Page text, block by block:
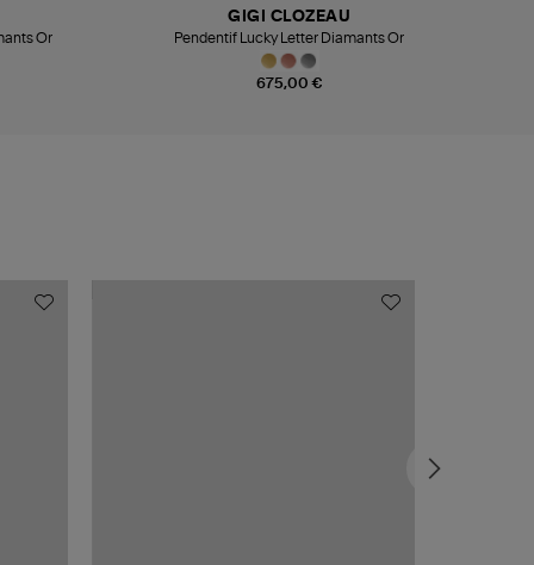
Or
675,00 €
GIGI CLOZEAU
Pendentif Lucky Letter Diamants Or